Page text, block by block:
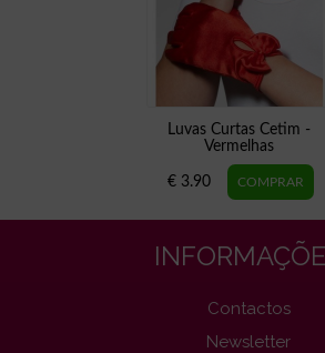
Luvas Curtas Cetim -
Vermelhas
€ 3.90
Contactos
Newsletter